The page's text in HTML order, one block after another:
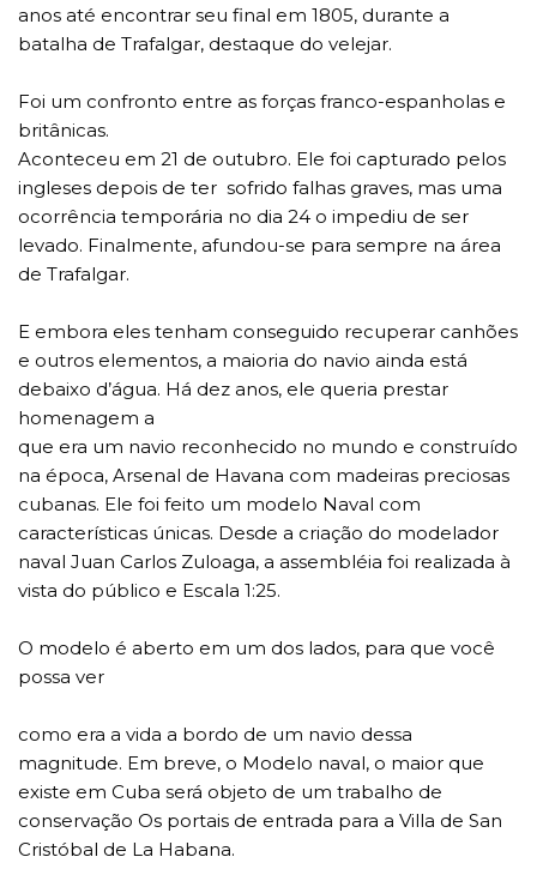
anos até encontrar seu final em 1805, durante a
batalha de Trafalgar, destaque do velejar.
Foi um confronto entre as forças franco-espanholas e
britânicas.
Aconteceu em 21 de outubro. Ele foi capturado pelos
ingleses depois de ter sofrido falhas graves, mas uma
ocorrência temporária no dia 24 o impediu de ser
levado. Finalmente, afundou-se para sempre na área
de Trafalgar.
E embora eles tenham conseguido recuperar canhões
e outros elementos, a maioria do navio ainda está
debaixo d’água. Há dez anos, ele queria prestar
homenagem a
que era um navio reconhecido no mundo e construído
na época, Arsenal de Havana com madeiras preciosas
cubanas. Ele foi feito um modelo Naval com
características únicas. Desde a criação do modelador
naval Juan Carlos Zuloaga, a assembléia foi realizada à
vista do público e Escala 1:25.
O modelo é aberto em um dos lados, para que você
possa ver
como era a vida a bordo de um navio dessa
magnitude. Em breve, o Modelo naval, o maior que
existe em Cuba será objeto de um trabalho de
conservação Os portais de entrada para a Villa de San
Cristóbal de La Habana.